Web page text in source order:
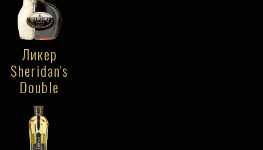
Ликер
Sheridan's
Double